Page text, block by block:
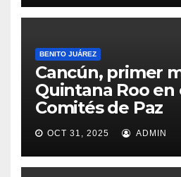
BENITO JUÁREZ
Cancún, primer
Quintana Roo en
Comités de Paz
OCT 31, 2025 ADMIN